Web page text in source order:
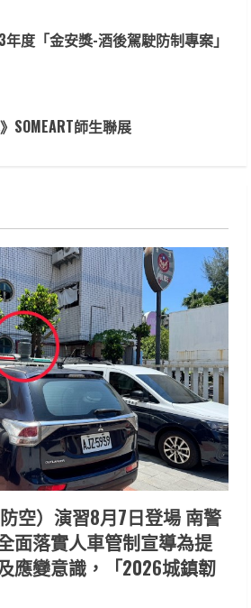
度「金安獎-酒後駕駛防制專案」
SOMEART師生聯展
空）演習8月7日登場 南警
面落實人車管制宣導為提
應變意識，「2026城鎮韌